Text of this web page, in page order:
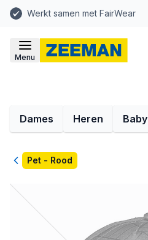
Werkt samen met FairWear
Menu
Dames Heren Baby
TerugPet - Rood